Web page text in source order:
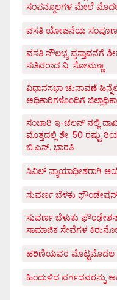
ಸಂಪನ್ಮೂಲಗಳ ಮೇಲೆ
ವಸತಿ ಯೋಜನೆಯ ಸಂಪೂರ್ಣ
ವಸತಿ ಸೌಲಭ್ಯ ಪ್ರಸ್ತಾವನೆಗೆ
ಸಚಿವರಾದ ವಿ. ಸೋಮಣ್ಣ
ವಿಧಾನಸಭಾ ಚುನಾವಣೆ
ಅಧಿಕಾರಿಗಳೊಂದಿಗೆ
ಸಂಚಾರಿ ಇ-ಚಲನ್ ನಲ್ಲಿ
ಮೊತ್ತದಲ್ಲಿ ಶೇ. 50 ರಷ್ಟು
ಬಿ.ಎಸ್. ಭಾರತಿ
ಸಿವಿಲ್ ನ್ಯಾಯಾಧೀಶರಾಗಿ
ಸುವರ್ಣ ಬೆಳಕು
ಸುವರ್ಣ ಬೆಳುಕು
ಸಾಮಾಜಿಕ ಸೇವೆಗಳ
ಹರಿಣಿಯವರ ಮೊಟ್ಟಮೊದಲ
ಹಿಂದುಳಿದ ವರ್ಗದವರನ್ನು